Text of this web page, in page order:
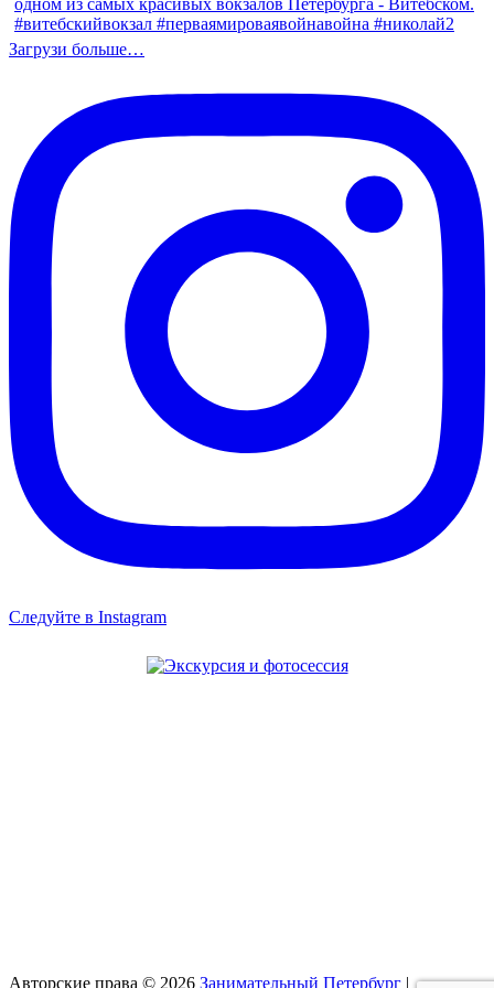
Загрузи больше…
Следуйте в Instagram
Авторские права © 2026 Занимательный Петербург |